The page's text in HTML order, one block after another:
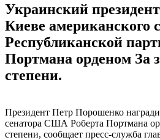
Украинский
Киеве американского
Республиканской
Портмана орденом За
степени.
Президент Петр Порошенко
сенатора США Роберта Портмана
степени, сообщает пресс-служба